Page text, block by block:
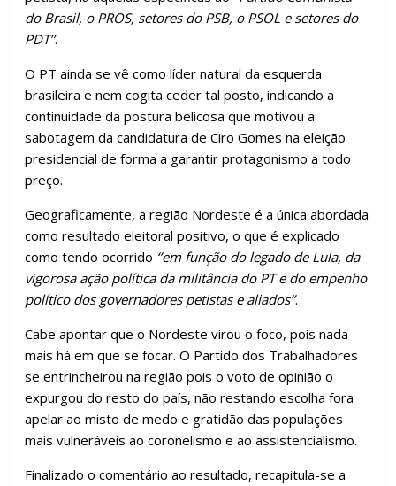
do Brasil, o PROS, setores do PSB, o PSOL e setores do
PDT’’.
O PT ainda se vê como líder natural da esquerda
brasileira e nem cogita ceder tal posto, indicando a
continuidade da postura belicosa que motivou a
sabotagem da candidatura de Ciro Gomes na eleição
presidencial de forma a garantir protagonismo a todo
preço.
Geograficamente, a região Nordeste é a única abordada
como resultado eleitoral positivo, o que é explicado
como tendo ocorrido ‘’em função do legado de Lula, da
vigorosa ação política da militância do PT e do empenho
político dos governadores petistas e aliados’’.
Cabe apontar que o Nordeste virou o foco, pois nada
mais há em que se focar. O Partido dos Trabalhadores
se entrincheirou na região pois o voto de opinião o
expurgou do resto do país, não restando escolha fora
apelar ao misto de medo e gratidão das populações
mais vulneráveis ao coronelismo e ao assistencialismo.
Finalizado o comentário ao resultado, recapitula-se a